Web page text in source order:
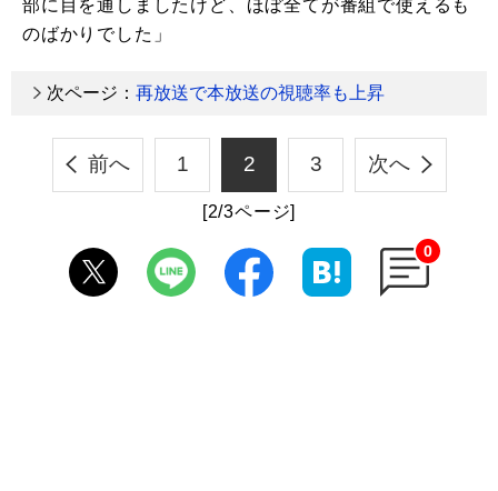
部に目を通しましたけど、ほぼ全てが番組で使えるも
のばかりでした」
次ページ： 再放送で本放送の視聴率も上昇
前へ 1 2 3 次へ
[2/3ページ]
0